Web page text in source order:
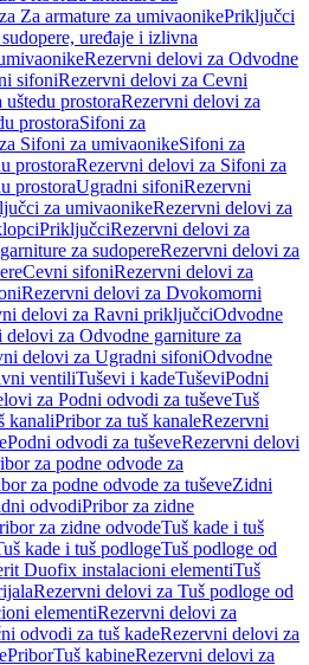
Za armature za umivaonikePriključci
uređaje i izlivna
Rezervni delovi za Odvodne
sifoniRezervni delovi za Cevni
prostoraRezervni delovi za
prostoraSifoni za
Sifoni za umivaonikeSifoni za
prostoraRezervni delovi za Sifoni za
prostoraUgradni sifoniRezervni
za umivaonikeRezervni delovi za
PriključciRezervni delovi za
za sudopereRezervni delovi za
Cevni sifoniRezervni delovi za
Rezervni delovi za Dvokomorni
delovi za Ravni priključciOdvodne
delovi za Odvodne garniture za
delovi za Ugradni sifoniOdvodne
ventiliTuševi i kadeTuševiPodni
za Podni odvodi za tuševeTuš
kanaliPribor za tuš kanaleRezervni
Podni odvodi za tuševeRezervni delovi
za podne odvode za
za podne odvode za tuševeZidni
odvodiPribor za zidne
za zidne odvodeTuš kade i tuš
kade i tuš podlogeTuš podloge od
Duofix instalacioni elementiTuš
Rezervni delovi za Tuš podloge od
elementiRezervni delovi za
odvodi za tuš kadeRezervni delovi za
PriborTuš kabineRezervni delovi za